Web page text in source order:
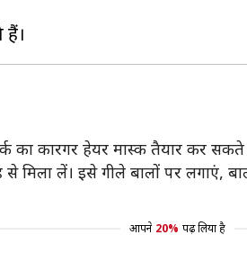
का कारगर हेयर मास्क तैयार कर
मिला लें। इसे गीले बालों पर लगाएं,
आपने 20% पढ़ लिया है